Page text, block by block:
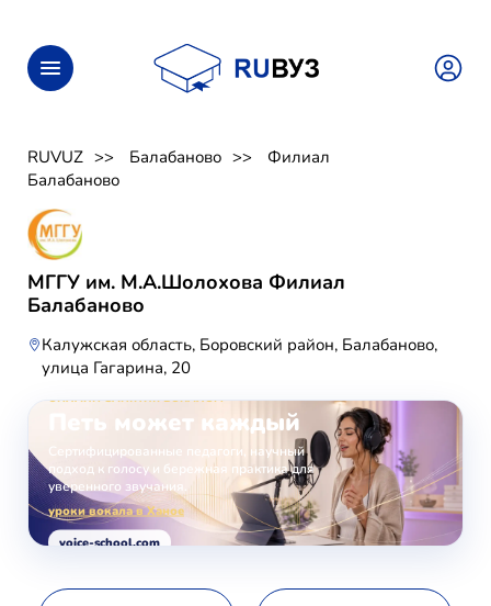
RUVUZ Балабаново
Филиал
Балабаново
МГГУ им. М.А.Шолохова Филиал
Балабаново
Калужская область, Боровский район, Балабаново,
улица Гагарина, 20
ОНЛАЙН-ЗАНЯТИЯ ВОКАЛОМ
Петь может каждый
Сертифицированные педагоги, научный
подход к голосу и бережная практика для
уверенного звучания.
уроки вокала в Ханое
voice-school.com